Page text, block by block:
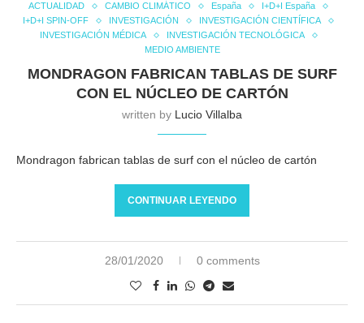
ACTUALIDAD CAMBIO CLIMÁTICO España
I+D+I España
I+D+I SPIN-OFF
INVESTIGACIÓN
INVESTIGACIÓN CIENTÍFICA
INVESTIGACIÓN MÉDICA
INVESTIGACIÓN TECNOLÓGICA
MEDIO AMBIENTE
MONDRAGON FABRICAN TABLAS DE SURF
CON EL NÚCLEO DE CARTÓN
written by Lucio Villalba
Mondragon fabrican tablas de surf con el núcleo de cartón
CONTINUAR LEYENDO
28/01/2020 0 comments